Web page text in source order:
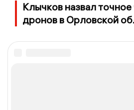
Клычков назвал
дронов в Орловской